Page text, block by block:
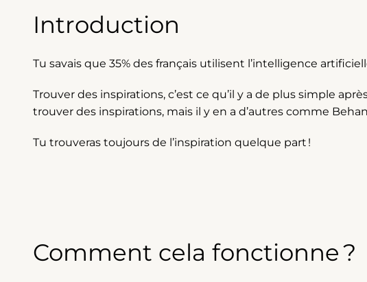
Introduction
Tu savais que 35% des français utilisent l’intelligence
Trouver des inspirations, c’est ce qu’il y a de plus simple
trouver des inspirations, mais il y en a d’autres comme
Tu trouveras toujours de l’inspiration quelque part !
Comment cela fonctionne ?